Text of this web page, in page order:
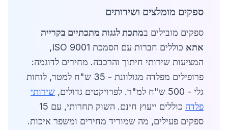
ספקים מומלצים ושירותים
ספקים מובילים במתכת לגגות מתכתיים בקריית
אתא
כוללים חברות עם הסמכת ISO 9001,
המציעות שירותי חיתוך והרכבה. מחירים לדוגמה:
פרופילים מפלדה מגולוונת - 35 ש"ח למטר, לוחות
גלי - 500 ש"ח למ"ר. לפרויקטים גדולים,
שירותי
פלדה
כוללים ייעוץ חינם. השוק תחרותי, עם 15
ספקים פעילים, מה שמוריד מחירים ומשפר איכות.